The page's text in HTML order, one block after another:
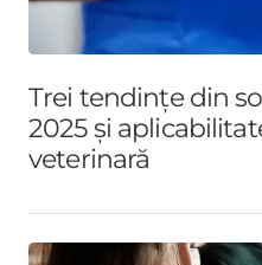
Trei tendințe din
2025 și
veterinară